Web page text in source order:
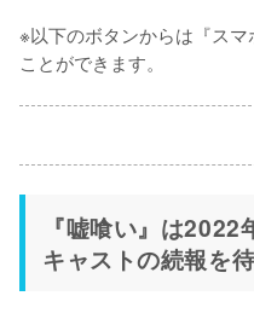
※以下のボタンからは『ス
ことができます。
『嘘喰い』は2022
キャストの続報を